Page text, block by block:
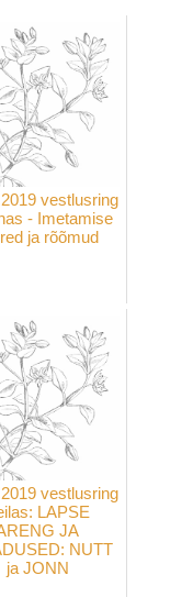
vestlusring
- Imetamise
ja rõõmud
vestlusring
LAPSE
JA
NUTT
ja JONN